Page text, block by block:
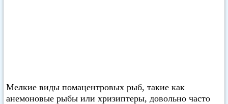
Мелкие виды помацентровых рыб, такие как
анемоновые рыбы или хризиптеры, довольно часто